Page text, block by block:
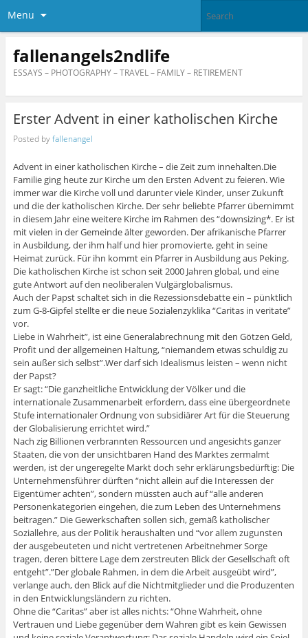
Menu
fallenangels2ndlife
ESSAYS – PHOTOGRAPHY – TRAVEL – FAMILY – RETIREMENT
Erster Advent in einer katholischen Kirche
Posted byfallenangel
Advent in einer katholischen Kirche – die Zeit zum innehalten.Die
Familie ging heute zur Kirche um den Ersten Advent zu feieren. Wie
immer war die Kirche voll und darunter viele Kinder, unser Zukunft
und die der katholischen Kirche. Der sehr beliebte Pfarrer übernimmt
in diesem Jahr eine weitere Kirche im Rahmen des “downsizing*. Er ist
mit vielen in der Gemeinde älter geworden. Der afrikanische Pfarrer
in Ausbildung, der ihm half und hier promovierte, geht in seine
Heimat zurück. Für ihn kommt ein Pfarrer in Ausbildung aus Peking.
Die katholischen Kirche ist schon seit 2000 Jahren global, und eine
gute Antwort auf den neoliberalen Vulgärglobalismus.
Auch der Papst schaltet sich in die Rezessionsdebatte ein – pünktlich
zum G-8-Gipfel stellte er die neue Sozialenzyklika “Caritas in veritate”
vor.
Liebe in Wahrheit”, ist eine Generalabrechnung mit den Götzen Geld,
Profit und der allgemeinen Haltung, “niemandem etwas schuldig zu
sein außer sich selbst”.Wer darf sich Idealismus leisten – wenn nicht
der Papst?
Er sagt: “Die ganzheitliche Entwicklung der Völker und die
internationale Zusammenarbeit erfordern, dass eine übergeordnete
Stufe internationaler Ordnung von subsidiärer Art für die Steuerung
der Globalisierung errichtet wird.”
Nach zig Billionen verbrannten Ressourcen und angesichts ganzer
Staaten, die von der unsichtbaren Hand des Marktes zermalmt
werden, ist der ungeregelte Markt doch sehr erklärungsbedürftig: Die
Unternehmensführer dürften “nicht allein auf die Interessen der
Eigentümer achten”, sondern müssten auch auf “alle anderen
Personenkategorien eingehen, die zum Leben des Unternehmens
beitragen.” Die Gewerkschaften sollen sich, gemäß katholischer
Soziallehre, aus der Politik heraushalten und “vor allem zugunsten
der ausgebeuteten und nicht vertretenen Arbeitnehmer Sorge
tragen, deren bittere Lage dem zerstreuten Blick der Gesellschaft oft
entgeht”.”Der globale Rahmen, in dem die Arbeit ausgeübt wird”,
verlange auch, den Blick auf die Nichtmitglieder und die Produzenten
in den Entwicklungsländern zu richten.
Ohne die “Caritas” aber ist alles nichts: “Ohne Wahrheit, ohne
Vertrauen und Liebe gegenüber dem Wahren gibt es kein Gewissen